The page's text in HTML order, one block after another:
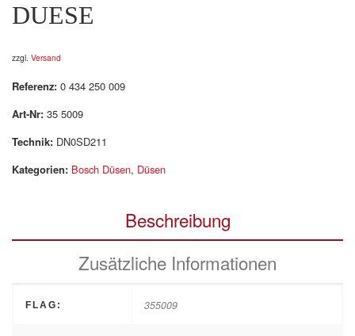
DUESE
zzgl. Versand
Referenz: 0 434 250 009
Art-Nr: 35 5009
Technik: DN0SD211
Kategorien: Bosch Düsen, Düsen
Beschreibung
Zusätzliche Informationen
FLAG: 355009